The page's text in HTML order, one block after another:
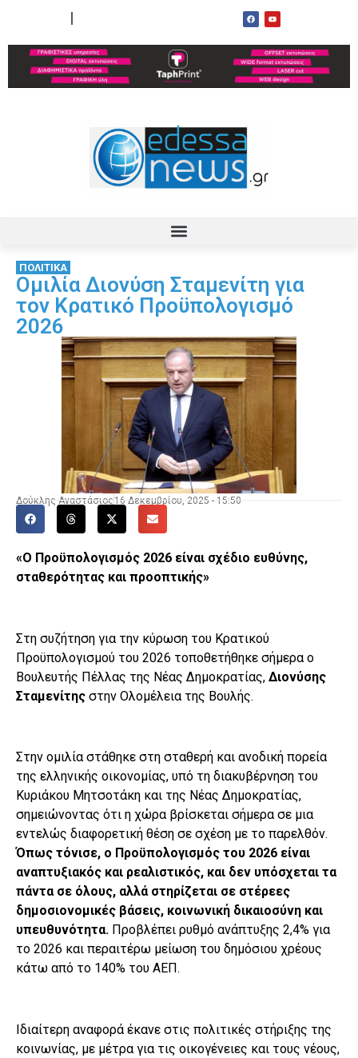
ΠΟΛΙΤΙΚΑ
Ομιλία Διονύση Σταμενίτη για
τον Κρατικό Προϋπολογισμό
2026
Δούκλης Αναστάσιος 16 Δεκεμβρίου, 2025 - 15:50
«Ο Προϋπολογισμός 2026 είναι σχέδιο ευθύνης,
σταθερότητας και προοπτικής»
Στη συζήτηση για την κύρωση του Κρατικού
Προϋπολογισμού του 2026 τοποθετήθηκε σήμερα ο
Βουλευτής Πέλλας της Νέας Δημοκρατίας, Διονύσης
Σταμενίτης στην Ολομέλεια της Βουλής.
Στην ομιλία στάθηκε στη σταθερή και ανοδική πορεία
της ελληνικής οικονομίας, υπό τη διακυβέρνηση του
Κυριάκου Μητσοτάκη και της Νέας Δημοκρατίας,
σημειώνοντας ότι η χώρα βρίσκεται σήμερα σε μια
εντελώς διαφορετική θέση σε σχέση με το παρελθόν.
Όπως τόνισε, ο Προϋπολογισμός του 2026 είναι
αναπτυξιακός και ρεαλιστικός, και δεν υπόσχεται τα
πάντα σε όλους, αλλά στηρίζεται σε στέρεες
δημοσιονομικές βάσεις, κοινωνική δικαιοσύνη και
υπευθυνότητα. Προβλέπει ρυθμό ανάπτυξης 2,4% για
το 2026 και περαιτέρω μείωση του δημόσιου χρέους
κάτω από το 140% του ΑΕΠ.
Ιδιαίτερη αναφορά έκανε στις πολιτικές στήριξης της
κοινωνίας, με μέτρα για τις οικογένειες και τους νέους,